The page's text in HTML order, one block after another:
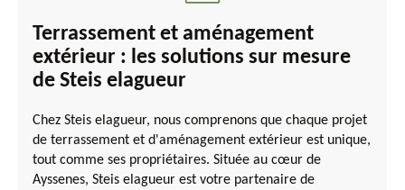
Terrassement et aménagement
extérieur : les solutions sur mesure
de Steis elagueur
Chez Steis elagueur, nous comprenons que chaque projet
de terrassement et d'aménagement extérieur est unique,
tout comme ses propriétaires. Située au cœur de
Ayssenes, Steis elagueur est votre partenaire de